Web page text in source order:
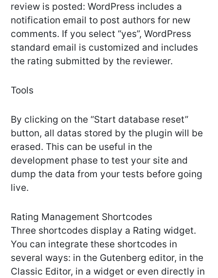
review is posted: WordPress includes a
notification email to post authors for new
comments. If you select “yes”, WordPress
standard email is customized and includes
the rating submitted by the reviewer.
Tools
By clicking on the “Start database reset”
button, all datas stored by the plugin will be
erased. This can be useful in the
development phase to test your site and
dump the data from your tests before going
live.
Rating Management Shortcodes
Three shortcodes display a Rating widget.
You can integrate these shortcodes in
several ways: in the Gutenberg editor, in the
Classic Editor, in a widget or even directly in